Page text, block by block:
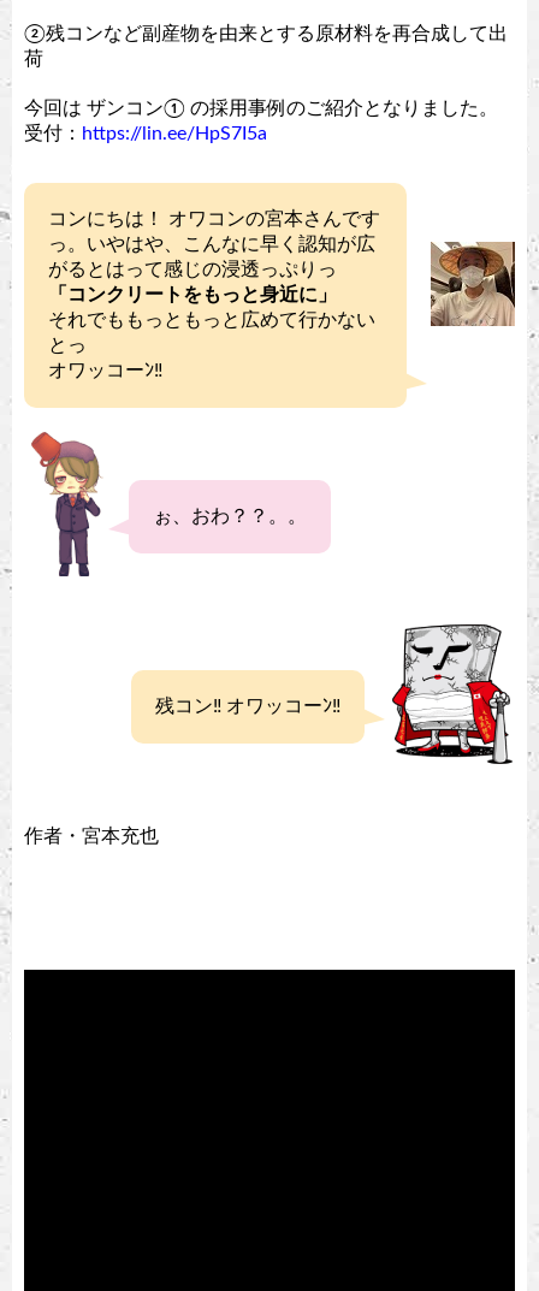
②残コンなど副産物を由来とする原材料を再合成して出
荷
今回は ザンコン① の採用事例のご紹介となりました。
受付： https://lin.ee/HpS7I5a
コンにちは！ オワコンの宮本さんです
っ。いやはや、こんなに早く認知が広
がるとはって感じの浸透っぷりっ
「コンクリートをもっと身近に」
それでももっともっと広めて行かない
とっ
オワッコーﾝ‼︎
ぉ、おわ？？。。
残コン‼︎ オワッコーﾝ‼︎
作者・宮本充也